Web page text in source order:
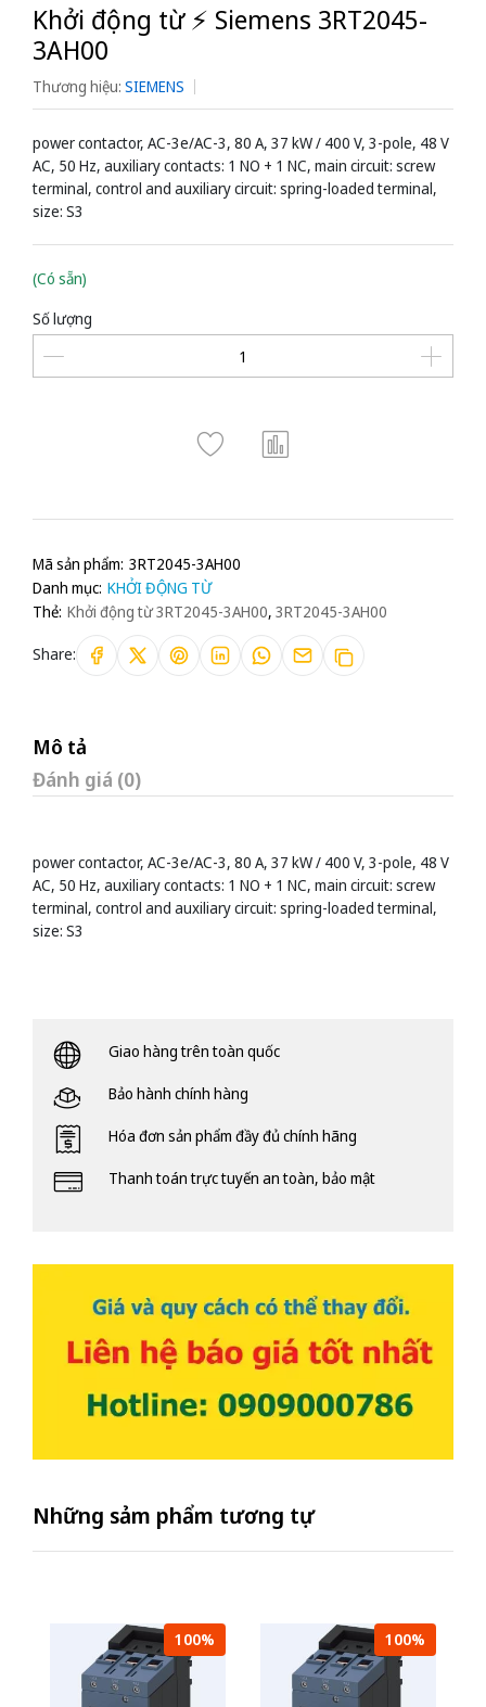
Khởi động từ ⚡️ Siemens 3RT2045-
3AH00
Thương hiệu: SIEMENS
power contactor, AC-3e/AC-3, 80 A, 37 kW / 400 V, 3-pole, 48 V
AC, 50 Hz, auxiliary contacts: 1 NO + 1 NC, main circuit: screw
terminal, control and auxiliary circuit: spring-loaded terminal,
size: S3
(Có sẵn)
Số lượng
Mã sản phẩm: 3RT2045-3AH00
Danh mục: KHỞI ĐỘNG TỪ
Thẻ: Khởi động từ 3RT2045-3AH00, 3RT2045-3AH00
Share:
Mô tả
Đánh giá (0)
power contactor, AC-3e/AC-3, 80 A, 37 kW / 400 V, 3-pole, 48 V
AC, 50 Hz, auxiliary contacts: 1 NO + 1 NC, main circuit: screw
terminal, control and auxiliary circuit: spring-loaded terminal,
size: S3
Giao hàng trên toàn quốc
Bảo hành chính hàng
Hóa đơn sản phẩm đầy đủ chính hãng
Thanh toán trực tuyến an toàn, bảo mật
Những sảm phẩm tương tự
100% 100%